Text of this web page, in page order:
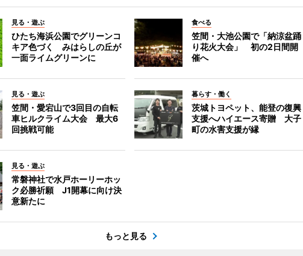
見る・遊ぶ
ひたち海浜公園でグリーンコ
キア色づく みはらしの丘が
一面ライムグリーンに
食べる
笠間・大池公園で「納涼盆踊
り花火大会」 初の2日間開
催へ
見る・遊ぶ
笠間・愛宕山で3回目の自転
車ヒルクライム大会 最大6
回挑戦可能
暮らす・働く
茨城トヨペット、能登の復興
支援へハイエース寄贈 大子
町の水害支援が縁
見る・遊ぶ
常磐神社で水戸ホーリーホッ
ク必勝祈願 J1開幕に向け決
意新たに
もっと見る